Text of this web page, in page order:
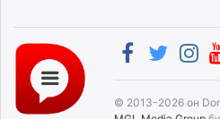
© 2013-2026 он